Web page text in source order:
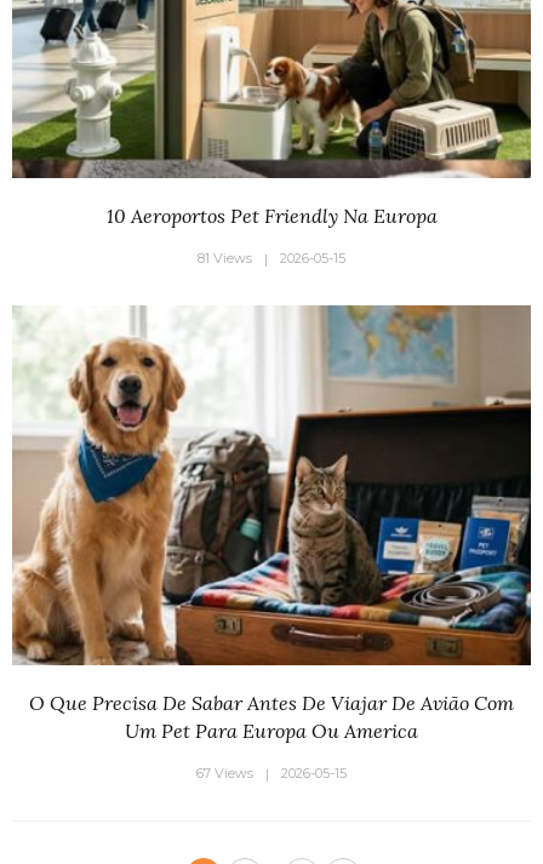
10 Aeroportos Pet Friendly Na Europa
81 Views 2026-05-15
O Que Precisa De Sabar Antes De Viajar De Avião Com
Um Pet Para Europa Ou America
67 Views 2026-05-15